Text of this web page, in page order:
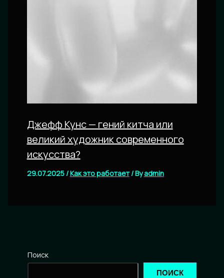
Джефф Кунс — гений китча или
великий художник современного
искусства?
29.07.2025/Как это работает/ Byadmin
Поиск
ПОИСК